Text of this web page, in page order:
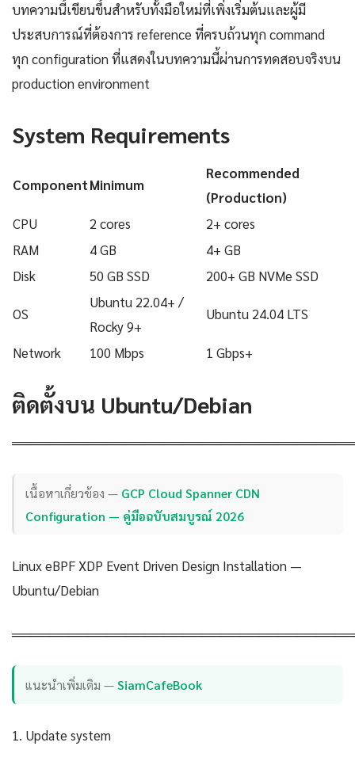
บทความนี้เขียนขึ้นสำหรับทั้งมือใหม่ที่เพิ่งเริ่มต้นและผู้มี
ประสบการณ์ที่ต้องการ reference ที่ครบถ้วนทุก command
ทุก configuration ที่แสดงในบทความนี้ผ่านการทดสอบจริงบน
production environment
System Requirements
ComponentMinimum
Recommended
(Production)
CPU
2 cores
2+ cores
RAM
4 GB
4+ GB
Disk
50 GB SSD 200+ GB NVMe SSD
OS
Ubuntu 22.04+ /
Rocky 9+
Ubuntu 24.04 LTS
Network 100 Mbps 1 Gbps+
ติดตั้งบน Ubuntu/Debian
เนื้อหาเกี่ยวข้อง — GCP Cloud Spanner CDN
Configuration — คู่มือฉบับสมบูรณ์ 2026
Linux eBPF XDP Event Driven Design Installation —
Ubuntu/Debian
แนะนำเพิ่มเติม —SiamCafeBook
1. Update system